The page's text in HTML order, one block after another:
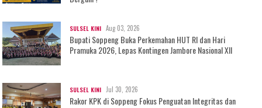
SULSEL KINI Aug 03, 2026
Bupati Soppeng Buka Perkemahan HUT RI dan Hari
Pramuka 2026, Lepas Kontingen Jambore Nasional XII
SULSEL KINI Jul 30, 2026
Rakor KPK di Soppeng Fokus Penguatan Integritas dan